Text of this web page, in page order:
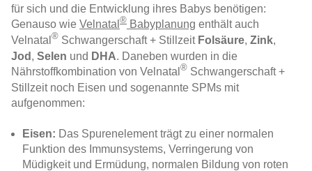
für sich und die Entwicklung ihres Babys benötigen:
Genauso wie Velnatal ® Babyplanung enthält auch
Velnatal ® Schwangerschaft + Stillzeit Folsäure, Zink,
Jod , Selen und DHA. Daneben wurden in die
Nährstoffkombination von Velnatal ® Schwangerschaft +
Stillzeit noch Eisen und sogenannte SPMs mit
aufgenommen:
Eisen: Das Spurenelement trägt zu einer normalen
Funktion des Immunsystems, Verringerung von
Müdigkeit und Ermüdung, normalen Bildung von roten